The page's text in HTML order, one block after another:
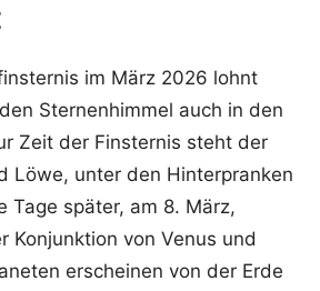
im März 2026 lohnt
Sternenhimmel auch in den
Zeit der Finsternis steht der
Löwe, unter den Hinterpranken
Tage später, am 8. März,
Konjunktion von Venus und
erscheinen von der Erde